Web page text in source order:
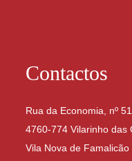
Contactos
Rua da Economia, nº 51
4760-774 Vilarinho das
Vila Nova de Famalicão